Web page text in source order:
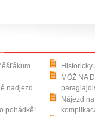
nadjezd
pohádkê!
MÔŽ NA
Nájezd